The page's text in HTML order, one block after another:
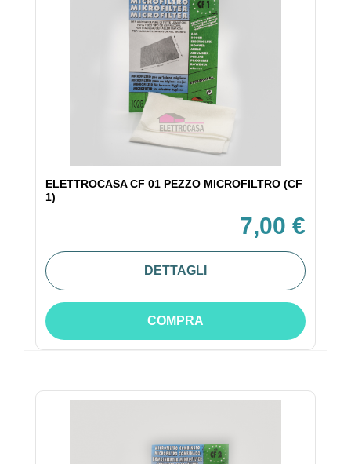
ELETTROCASA CF 01 PEZZO MICROFILTRO (CF
1)
7,00 €
DETTAGLI
COMPRA